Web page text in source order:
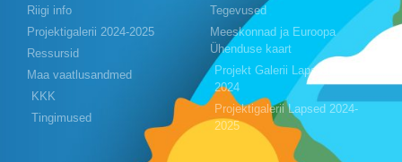
Riigi info
Projektigalerii 2024-2025
Ressursid
Maa vaatlusandmed
KKK
Tingimused
Tegevused
Meeskonnad ja Euroopa
Ühenduse kaart
Projekt Galerii Lapsed 2023-
2024
Projektigalerii Lapsed 2024-
2025